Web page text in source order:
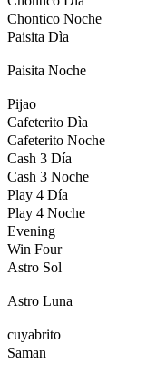
Chontico Noche
Paisita Dìa
Paisita Noche
Pijao
Cafeterito Dìa
Cafeterito Noche
Cash 3 Día
Cash 3 Noche
Play 4 Día
Play 4 Noche
Evening
Win Four
Astro Sol
Astro Luna
cuyabrito
Saman